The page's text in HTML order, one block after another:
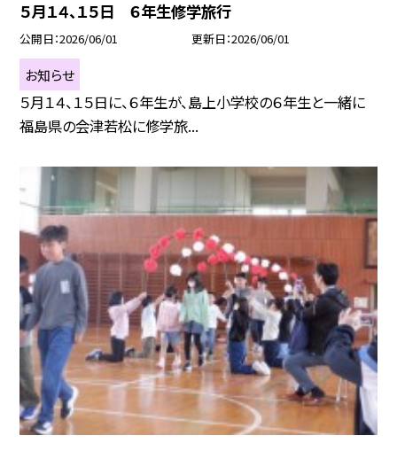
５月１４、１５日 ６年生修学旅行
公開日 2026/06/01 更新日 2026/06/01
お知らせ
５月１４、１５日に、６年生が、島上小学校の６年生と一緒に
福島県の会津若松に修学旅...